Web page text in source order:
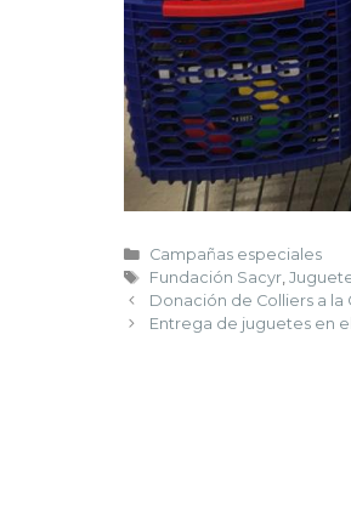
Campañas especiales
Fundación Sacyr,
Donación de Colliers a la
Entrega de juguetes en